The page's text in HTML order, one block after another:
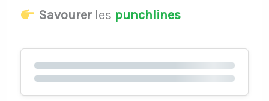
Savourerles punchlines